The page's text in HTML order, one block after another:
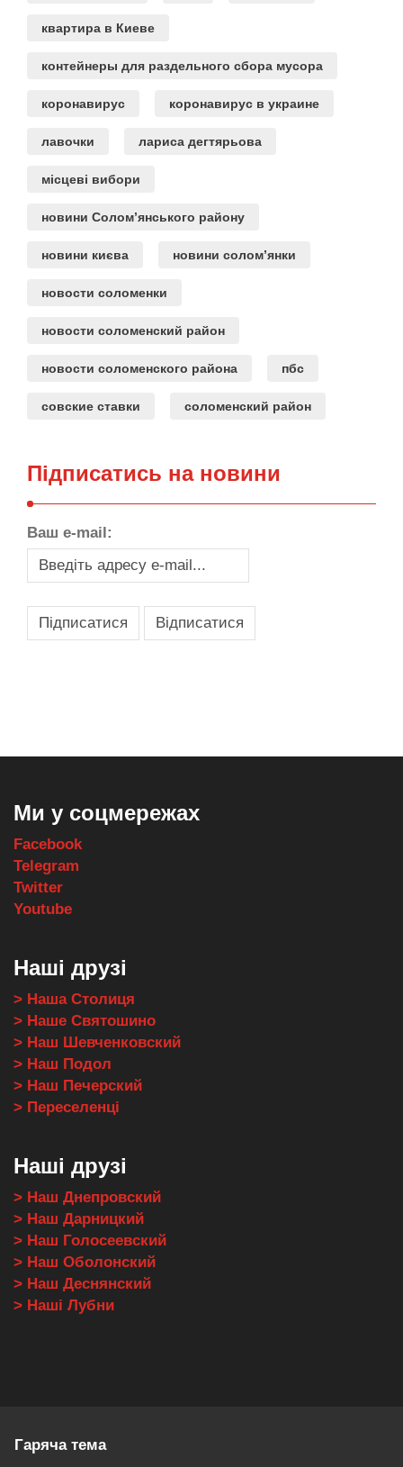
квартира в Киеве
контейнеры для раздельного сбора мусора
коронавирус коронавирус в украине
лавочки лариса дегтярьова
місцеві вибори
новини Солом’янського району
новини києва новини солом’янки
новости соломенки
новости соломенский район
новости соломенского района пбс
совские ставки соломенский район
Підписатись на новини
Ваш e-mail:
Ми у соцмережах
Facebook
Telegram
Twitter
Youtube
Наші друзі
> Наша Столиця
> Наше Святошино
> Наш Шевченковский
> Наш Подол
> Наш Печерский
> Переселенці
Наші друзі
> Наш Днепровский
> Наш Дарницкий
> Наш Голосеевский
> Наш Оболонский
> Наш Деснянский
> Наші Лубни
Гаряча тема